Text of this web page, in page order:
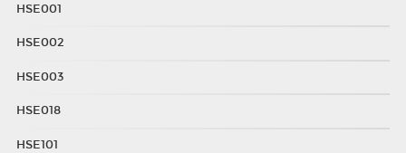
HSE001
HSE002
HSE003
HSE018
HSE101